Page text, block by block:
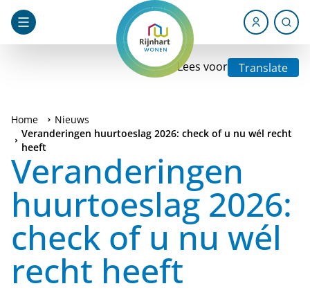
Lees voor Translate
Home
Nieuws
Veranderingen huurtoeslag 2026: check of u nu wél recht
heeft
Veranderingen
huurtoeslag 2026:
check of u nu wél
recht heeft